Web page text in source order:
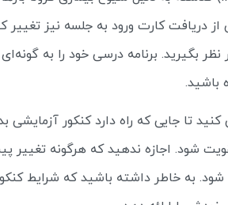
دریافت کارت ورود به جلسه نیز تغییر
بگیرید. برنامه درسی خود را به
باشید.
تا جایی که راه دارد کنکور آزمایشی
تا پیش فرارسیدن زمان برگزاری کنکور 1400 تقویت شود. اجازه ندهید که
روحیاتتان شود. به خاطر داشته باشید که شرایط